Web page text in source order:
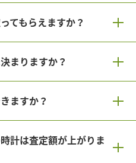
てもらえますか？
まりますか？
ますか？
計は査定額が上がりま